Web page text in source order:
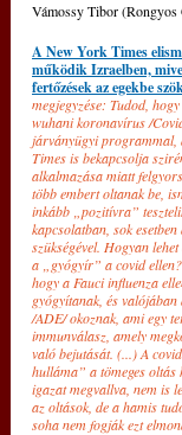
Vámossy Tibor (Rongyos
A New York Times
működik Izraelben,
fertőzések az egekbe
megjegyzése: Tudod,
wuhani koronavírus /
járványügyi programmal,
Times is bekapcsolja
alkalmazása miatt
több embert oltanak be,
inkább „pozitívra”
kapcsolatban, sok
szükségével. Hogyan
a „gyógyír” a covid ellen?
hogy a Fauci influenza
gyógyítanak, és
/ADE/ okoznak, ami egy
immunválasz, amely
való bejutását. (...) A
hulláma” a tömeges oltás
igazat megvallva, nem is
az oltások, de a hamis
soha nem fogják ezt